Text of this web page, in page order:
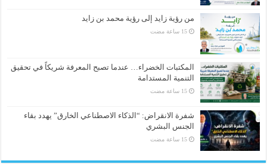
من رؤية زايد إلى رؤية محمد بن زايد
المكتبات الخضراء… عندما تصبح المعرفة شريكاً في تحقيق
التنمية المستدامة
شفرة الانقراض: “الذكاء الاصطناعي الخارق” يهدد بقاء
الجنس البشري